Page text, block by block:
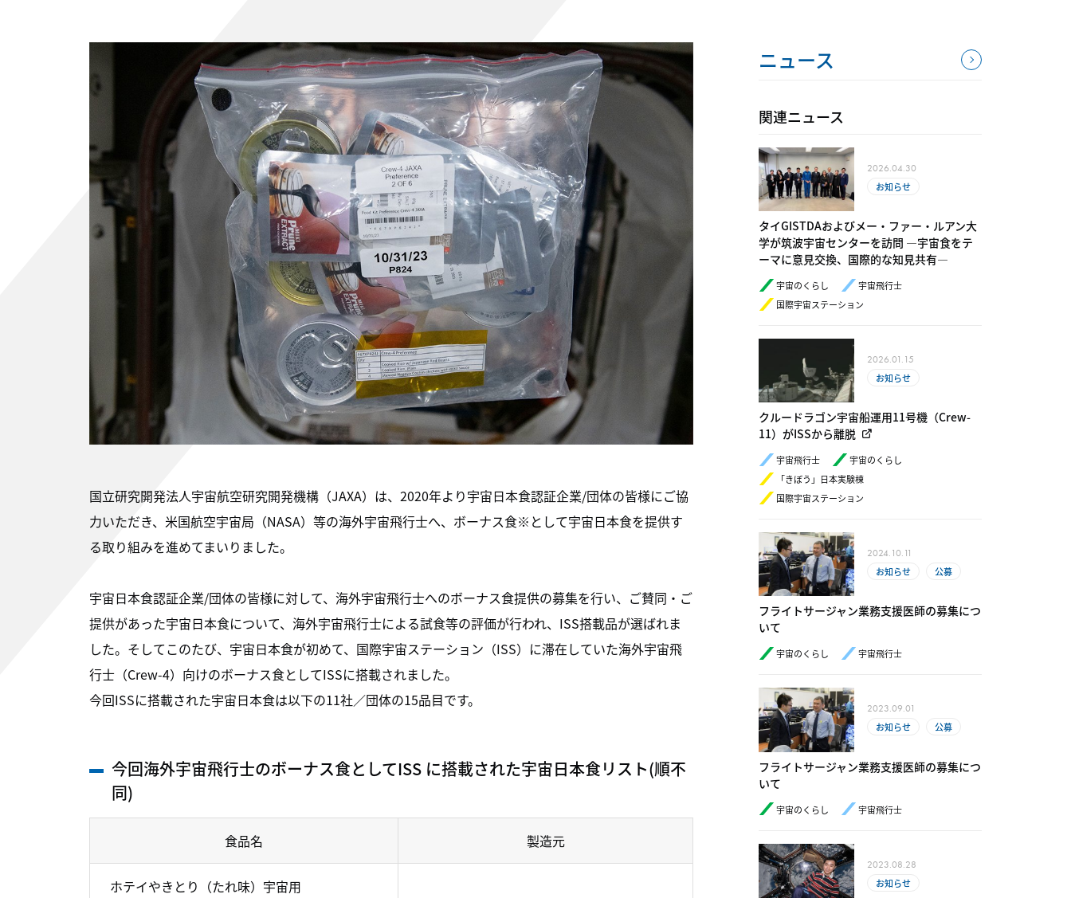
国立研究開発法人宇宙航空研究開発機構（JAXA）は、2020年より宇宙日本食認証企業/団体の皆様にご協
力いただき、米国航空宇宙局（NASA）等の海外宇宙飛行士へ、ボーナス食※として宇宙日本食を提供す
る取り組みを進めてまいりました。
宇宙日本食認証企業/団体の皆様に対して、海外宇宙飛行士へのボーナス食提供の募集を行い、ご賛同・ご
提供があった宇宙日本食について、海外宇宙飛行士による試食等の評価が行われ、ISS搭載品が選ばれま
した。そしてこのたび、宇宙日本食が初めて、国際宇宙ステーション（ISS）に滞在していた海外宇宙飛
行士（Crew-4）向けのボーナス食としてISSに搭載されました。
今回ISSに搭載された宇宙日本食は以下の11社／団体の15品目です。
今回海外宇宙飛行士のボーナス食としてISS に搭載された宇宙日本食リスト(順不
同)
食品名 製造元
ホテイやきとり（たれ味）宇宙用
ニュース
関連ニュース
2026.04.30
お知らせ
タイGISTDAおよびメー・ファー・ルアン大
学が筑波宇宙センターを訪問 ―宇宙食をテ
ーマに意見交換、国際的な知見共有―
宇宙のくらし
宇宙飛行士
国際宇宙ステーション
2026.01.15
お知らせ
クルードラゴン宇宙船運用11号機（Crew-
11）がISSから離脱
宇宙飛行士
宇宙のくらし
「きぼう」日本実験棟
国際宇宙ステーション
2024.10.11
お知らせ
公募
フライトサージャン業務支援医師の募集につ
いて
宇宙のくらし 宇宙飛行士
2023.09.01
お知らせ
公募
フライトサージャン業務支援医師の募集につ
いて
宇宙のくらし 宇宙飛行士
2023.08.28
お知らせ